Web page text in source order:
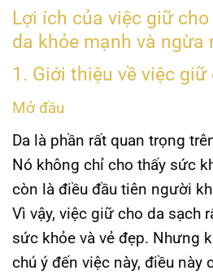
Lợi ích của việc giữ
da khỏe mạnh và ngừa
1. Giới thiệu về việc
Mở đầu
Da là phần rất quan trọng
Nó không chỉ cho thấy sức
còn là điều đầu tiên người
Vì vậy, việc giữ cho da sạch
sức khỏe và vẻ đẹp. Nhưng
chú ý đến việc này, điều này